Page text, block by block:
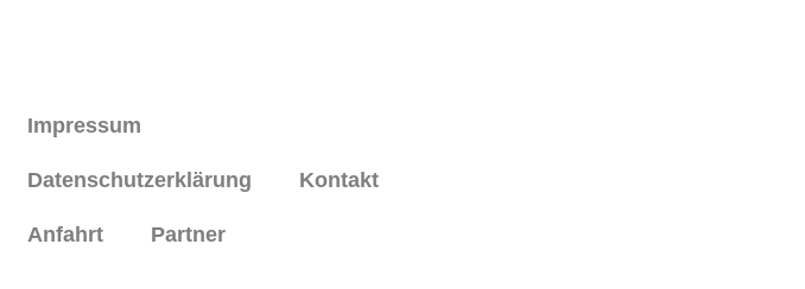
Impressum
Datenschutzerklärung Kontakt
Anfahrt Partner